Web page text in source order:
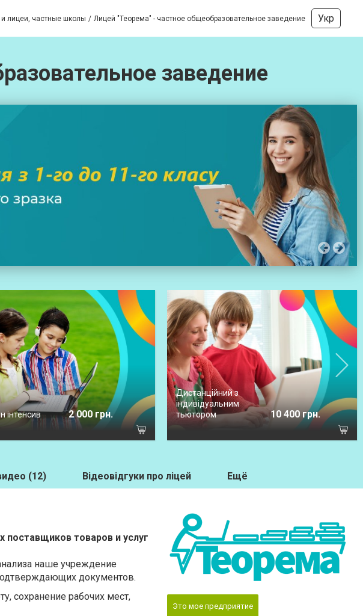
лицеи, частные школы Лицей "Теорема" - частное общеобразовательное заведение Укр
заведение
інтенсив 2 000 грн.
Дистанційний з
індивідуальним
тьютором
10 400 грн.
(12) Відеовідгуки про ліцей Ещё
поставщиков товаров и услуг
наше учреждение
документов.
сохранение рабочих мест,
Это мое предприятие